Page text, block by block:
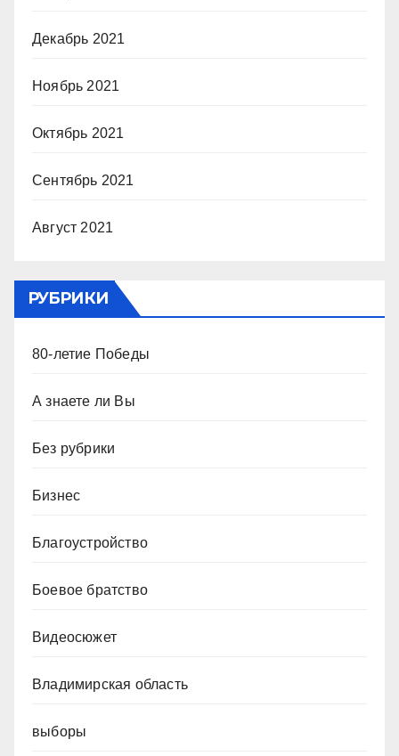
Декабрь 2021
Ноябрь 2021
Октябрь 2021
Сентябрь 2021
Август 2021
РУБРИКИ
80-летие Победы
А знаете ли Вы
Без рубрики
Бизнес
Благоустройство
Боевое братство
Видеосюжет
Владимирская область
выборы